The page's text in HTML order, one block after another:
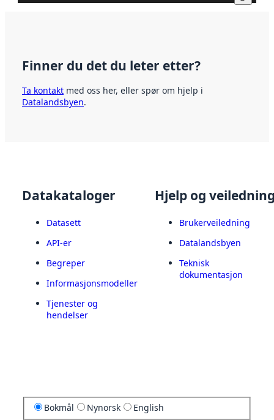
Finner du det du leter etter?
Ta kontakt med oss her, eller spør om hjelp i
Datalandsbyen.
Datakataloger
Datasett
API-er
Begreper
Informasjonsmodeller
Tjenester og
hendelser
Hjelp og
Brukerveiledning
Datalandsbyen
Teknisk
dokumentasjon
Bokmål Nynorsk English